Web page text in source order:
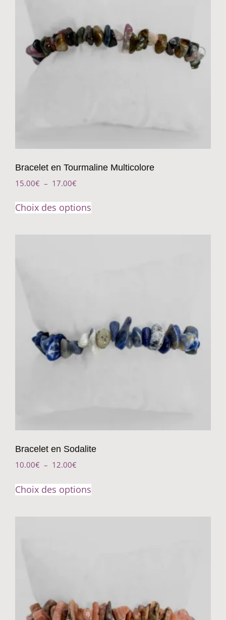
Bracelet en Tourmaline Multicolore
15.00€ – 17.00€
Choix des options
Bracelet en Sodalite
10.00€ – 12.00€
Choix des options